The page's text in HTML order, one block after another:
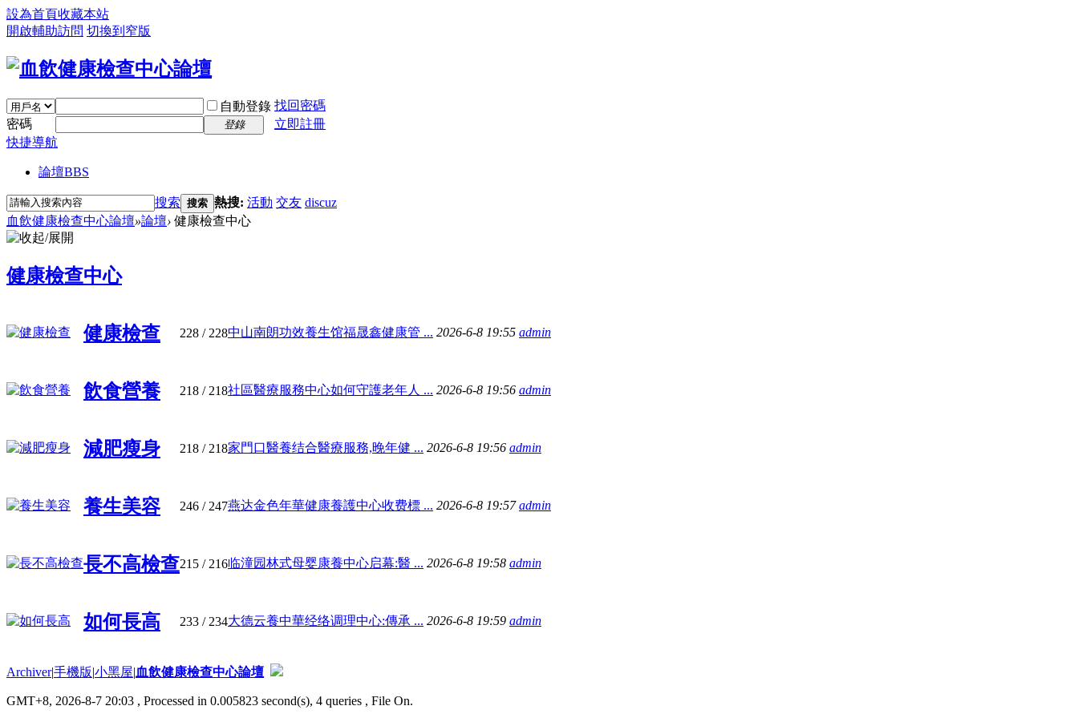
設為首頁收藏本站
開啟輔助訪問 切換到窄版
自動登錄 找回密碼
密碼
登錄
立即註冊
快捷導航
論壇BBS
搜索 搜索 熱搜: 活動 交友 discuz
血飲健康檢查中心論壇»論壇› 健康檢查中心
健康檢查中心
健康檢查 228 / 228中山南朗功效養生馆福晟鑫健康管 ... 2026-6-8 19:55 admin
飲食營養 218 / 218社區醫療服務中心如何守護老年人 ... 2026-6-8 19:56 admin
減肥瘦身 218 / 218家門口醫養结合醫療服務,晚年健 ... 2026-6-8 19:56 admin
養生美容 246 / 247燕达金色年華健康養護中心收费標 ... 2026-6-8 19:57admin
長不高檢查215 / 216临潼园林式母婴康養中心启幕:醫 ... 2026-6-8 19:58 admin
如何長高 233 / 234大德云養中華经络调理中心:傳承 ... 2026-6-8 19:59 admin
Archiver|手機版|小黑屋|血飲健康檢查中心論壇
GMT+8, 2026-8-7 20:03 , Processed in 0.005823 second(s), 4 queries , File On.